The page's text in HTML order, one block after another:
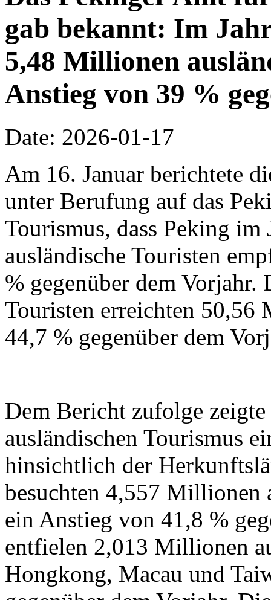
gab bekannt: Im
5,48 Millionen
Anstieg von 39 %
Date: 2026-01-17
Am 16. Januar berichtete
unter Berufung auf das
Tourismus, dass Peking
ausländische Touristen
% gegenüber dem Vorjahr.
Touristen erreichten 50,56
44,7 % gegenüber dem
Dem Bericht zufolge
ausländischen Tourismus
hinsichtlich der
besuchten 4,557 Millionen
ein Anstieg von 41,8 %
entfielen 2,013 Millionen
Hongkong, Macau und